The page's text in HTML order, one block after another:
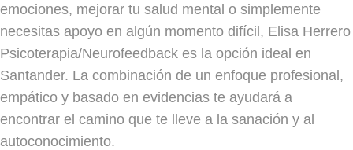
emociones, mejorar tu salud mental o simplemente
necesitas apoyo en algún momento difícil, Elisa Herrero
Psicoterapia/Neurofeedback es la opción ideal en
Santander. La combinación de un enfoque profesional,
empático y basado en evidencias te ayudará a
encontrar el camino que te lleve a la sanación y al
autoconocimiento.